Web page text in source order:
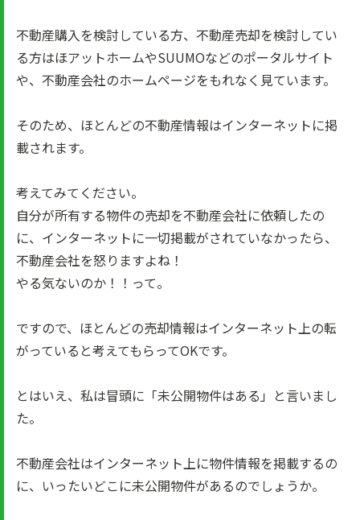
不動産購入を検討している方、不動産売却を検討してい
る方はほアットホームやSUUMOなどのポータルサイト
や、不動産会社のホームページをもれなく見ています。
そのため、ほとんどの不動産情報はインターネットに掲
載されます。
考えてみてください。
自分が所有する物件の売却を不動産会社に依頼したの
に、インターネットに一切掲載がされていなかったら、
不動産会社を怒りますよね！
やる気ないのか！！って。
ですので、ほとんどの売却情報はインターネット上の転
がっていると考えてもらってOKです。
とはいえ、私は冒頭に「未公開物件はある」と言いまし
た。
不動産会社はインターネット上に物件情報を掲載するの
に、いったいどこに未公開物件があるのでしょうか。